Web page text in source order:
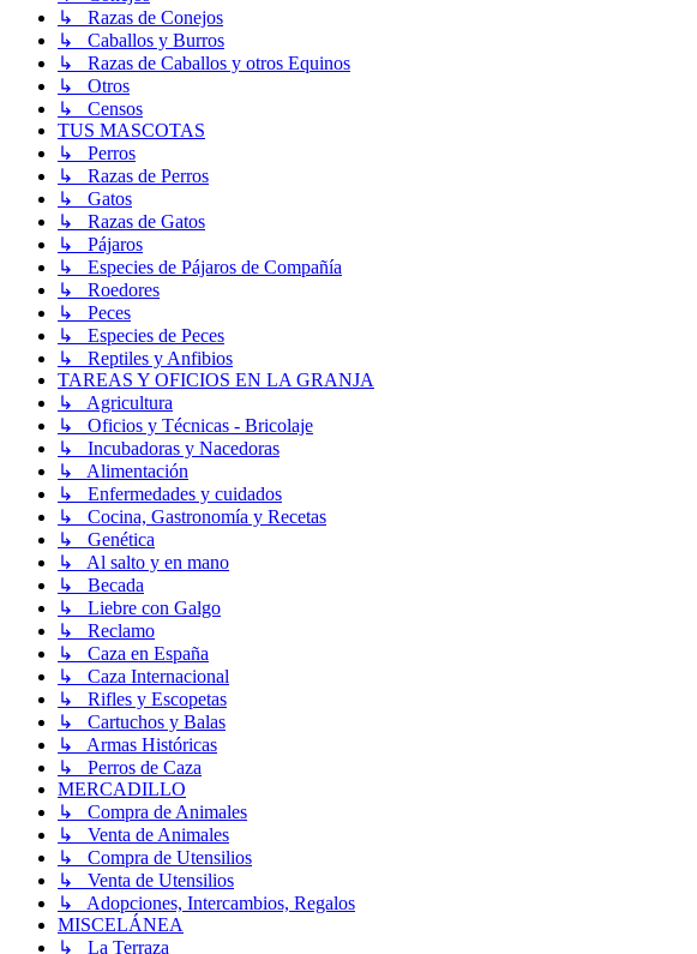
↳ Razas de Conejos
↳ Caballos y Burros
↳ Razas de Caballos y otros Equinos
↳ Otros
↳ Censos
TUS MASCOTAS
↳ Perros
↳ Razas de Perros
↳ Gatos
↳ Razas de Gatos
↳ Pájaros
↳ Especies de Pájaros de Compañía
↳ Roedores
↳ Peces
↳ Especies de Peces
↳ Reptiles y Anfibios
TAREAS Y OFICIOS EN LA GRANJA
↳ Agricultura
↳ Oficios y Técnicas - Bricolaje
↳ Incubadoras y Nacedoras
↳ Alimentación
↳ Enfermedades y cuidados
↳ Cocina, Gastronomía y Recetas
↳ Genética
↳ Al salto y en mano
↳ Becada
↳ Liebre con Galgo
↳ Reclamo
↳ Caza en España
↳ Caza Internacional
↳ Rifles y Escopetas
↳ Cartuchos y Balas
↳ Armas Históricas
↳ Perros de Caza
MERCADILLO
↳ Compra de Animales
↳ Venta de Animales
↳ Compra de Utensilios
↳ Venta de Utensilios
↳ Adopciones, Intercambios, Regalos
MISCELÁNEA
↳ La Terraza